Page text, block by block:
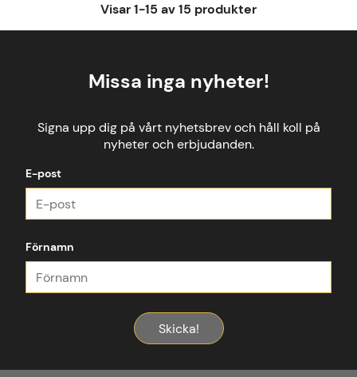
Visar1-15 av15 produkter
Missa inga nyheter!
Signa upp dig på vårt nyhetsbrev och håll koll på
nyheter och erbjudanden.
E-post
Förnamn
Skicka!